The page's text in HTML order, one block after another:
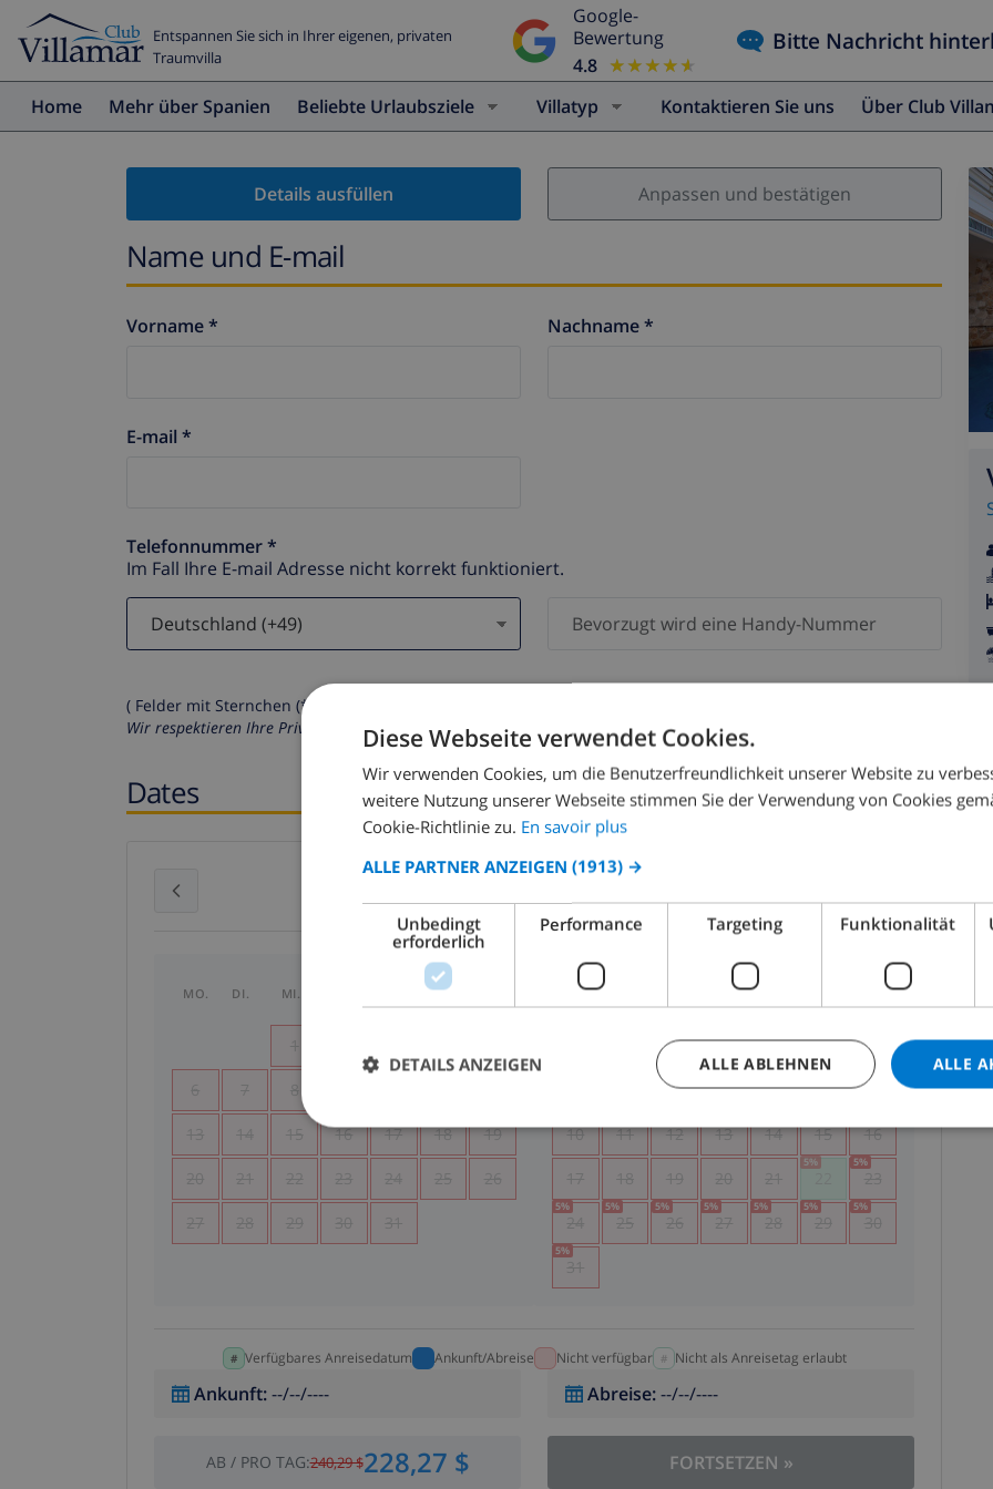
Entspannen Sie sich in Ihrer eigenen, privaten
Traumvilla
Google-
Bewertung
4.8 ★★★★★
★★★★★
Bitte Nachricht
Home Mehr über Spanien Beliebte Urlaubsziele Villatyp Kontaktieren Sie uns Über Club
Details ausfüllen Anpassen und bestätigen
Name und E-mail
Vorname * Nachname *
E-mail *
Telefonnummer *
Im Fall Ihre E-mail Adresse nicht korrekt funktioniert.
( Felder mit Sternchen (*) müssen ausgefüllt werden )
Wir respektieren Ihre Privatsphäre. Ihre persönlichen Daten werden zu keiner Zeit an Dritte weitergegeben.
Dates
MO. DI. MI. SA.
1
6 7 8
13 14 15 16 17 18 19
20 21 22 23 24 25 26
27 28 29 30 31
MO. DO.
1 2
5 6 7 8
10 11 12 13 14 15 16
17 18 19 20 21
5%
23
5%
24
5%
25
5%
26
5%
27
5%
28
5%
29
5%
30
5%
31
5%
Verfügbares Anreisedatum Ankunft/Abreise Nicht verfügbar Nicht als Anreisetag erlaubt
Ankunft:--/--/---- Abreise:--/--/----
AB / PRO TAG:240,29 $228,27 $ FORTSETZEN »
Diese Webseite verwendet Cookies.
Wir verwenden Cookies, um die Benutzerfreundlichkeit unserer Website zu
weitere Nutzung unserer Webseite stimmen Sie der Verwendung von Cookies
Cookie-Richtlinie zu. En savoir plus
ALLE PARTNER ANZEIGEN (1913) →
Unbedingt
erforderlich
Performance Targeting Funktionalität
ALLE
ALLE ABLEHNEN
DETAILS ANZEIGEN